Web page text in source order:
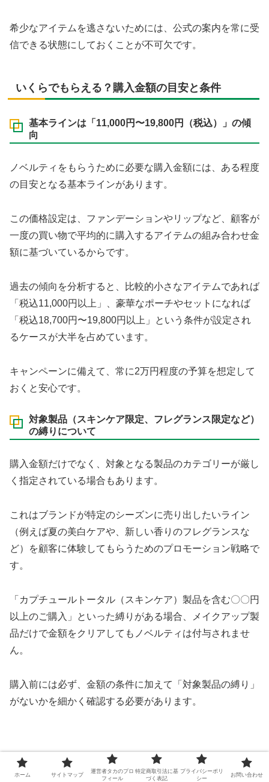
希少なアイテムを逃さないためには、公式の案内を常に受
信できる状態にしておくことが不可欠です。
いくらでもらえる？購入金額の目安と条件
基本ラインは「11,000円〜19,800円（税込）」の傾
向
ノベルティをもらうために必要な購入金額には、ある程度
の目安となる基本ラインがあります。
この価格設定は、ファンデーションやリップなど、顧客が
一度の買い物で平均的に購入するアイテムの組み合わせ金
額に基づいているからです。
過去の傾向を分析すると、比較的小さなアイテムであれば
「税込11,000円以上」、豪華なポーチやセットになれば
「税込18,700円〜19,800円以上」という条件が設定され
るケースが大半を占めています。
キャンペーンに備えて、常に2万円程度の予算を想定して
おくと安心です。
対象製品（スキンケア限定、フレグランス限定など）
の縛りについて
購入金額だけでなく、対象となる製品のカテゴリーが厳し
く指定されている場合もあります。
これはブランドが特定のシーズンに売り出したいライン
（例えば夏の美白ケアや、新しい香りのフレグランスな
ど）を顧客に体験してもらうためのプロモーション戦略で
す。
「カプチュールトータル（スキンケア）製品を含む〇〇円
以上のご購入」といった縛りがある場合、メイクアップ製
品だけで金額をクリアしてもノベルティは付与されませ
ん。
購入前には必ず、金額の条件に加えて「対象製品の縛り」
がないかを細かく確認する必要があります。
ホーム サイトマップ
運営者タカのプロ
フィール
特定商取引法に基
づく表記
プライバシーポリ
シー
お問い合わせ